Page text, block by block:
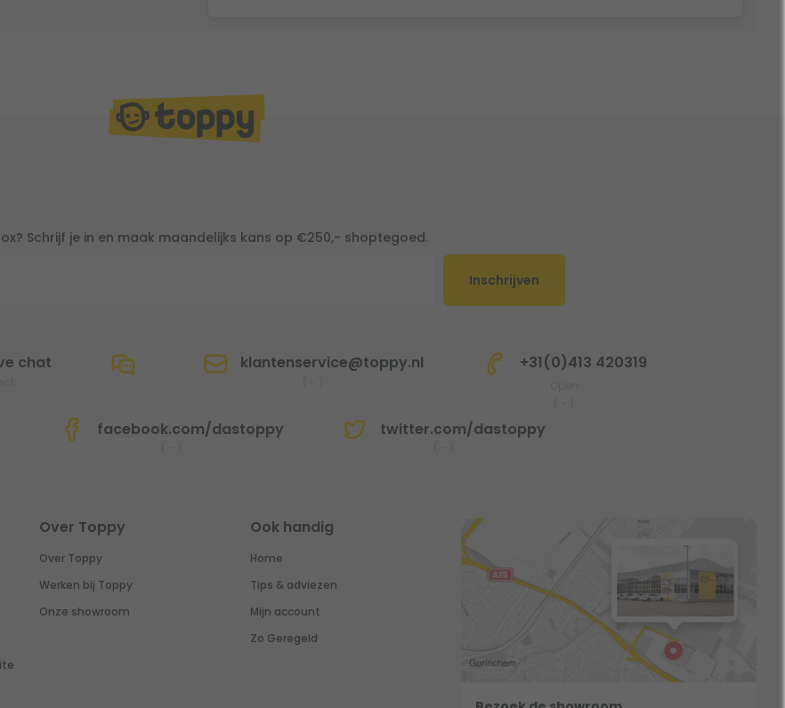
Schrijf je in en maak maandelijks kans op €250,- shoptegoed.
Inschrijven
chat klantenservice@toppy.nl +31(0)413 420319
facebook.com/dastoppy twitter.com/dastoppy
Over Toppy
Over Toppy
Werken bij Toppy
Onze showroom
Ook handig
Home
Tips & adviezen
Mijn account
Zo Geregeld